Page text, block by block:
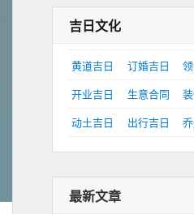
吉日文化
黄道吉日 订婚吉日
开业吉日
生意合同
动土吉日
出行吉日
最新文章